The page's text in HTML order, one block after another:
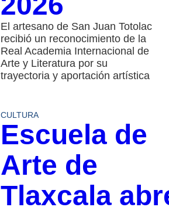
El artesano de San Juan Totolac
recibió un reconocimiento de la
Real Academia Internacional de
Arte y Literatura por su
trayectoria y aportación artística
CULTURA
Escuela de
Arte de
Tlaxcala